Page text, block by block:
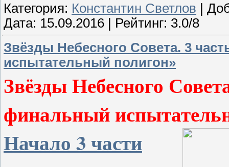
Категория: Константин Светлов |
Дата: 15.09.2016 | Рейтинг: 3.0/8
Звёзды Небесного Совета. 3
испытательный полигон»
Звёзды Небесного
финальный
Начало 3 части